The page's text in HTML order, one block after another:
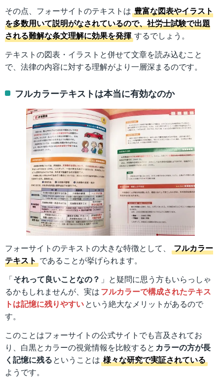
その点、フォーサイトのテキストは 豊富な図表やイラスト
を多数用いて説明がなされているので、社労士試験で出題
される難解な条文理解に効果を発揮 するでしょう。
テキストの図表・イラストと併せて文章を読み込むこと
で、法律の内容に対する理解がより一層深まるのです。
フルカラーテキストは本当に有効なのか
フォーサイトのテキストの大きな特徴として、
フルカラー
テキスト であることが挙げられます。
「それって良いことなの？ 」と疑問に思う方もいらっしゃ
るかもしれませんが、実はフルカラーで構成されたテキス
トは記憶に残りやすいという絶大なメリットがあるので
す。
このことはフォーサイトの公式サイトでも言及されてお
り、白黒とカラーの視覚情報を比較すると カラーの方が長
く記憶に残るということは 様々な研究で実証されている
ようです。